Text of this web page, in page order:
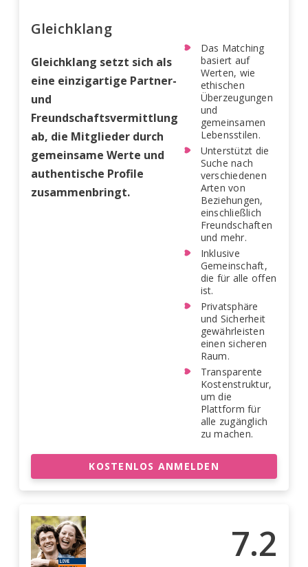
Gleichklang
Gleichklang setzt sich als
eine einzigartige Partner-
und
Freundschaftsvermittlung
ab, die Mitglieder durch
gemeinsame Werte und
authentische Profile
zusammenbringt.
Das Matching
basiert auf
Werten, wie
ethischen
Überzeugungen
und
gemeinsamen
Lebensstilen.
Unterstützt die
Suche nach
verschiedenen
Arten von
Beziehungen,
einschließlich
Freundschaften
und mehr.
Inklusive
Gemeinschaft,
die für alle offen
ist.
Privatsphäre
und Sicherheit
gewährleisten
einen sicheren
Raum.
Transparente
Kostenstruktur,
um die
Plattform für
alle zugänglich
zu machen.
KOSTENLOS ANMELDEN
7.2